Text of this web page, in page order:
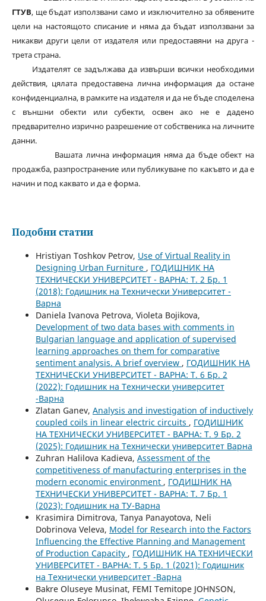
ГТУВ, ще бъдат използвани само и изключително за обявените
цели на настоящото списание и няма да бъдат използвани за
никакви други цели от издателя или предоставяни на друга -
трета страна.
Издателят се задължава да извърши всички необходими
действия, цялата предоставена лична информация да остане
конфиденциална, в рамките на издателя и да не бъде споделена
с външни обекти или субекти, освен ако не е дадено
предварително изрично разрешение от собственика на личните
данни.
Вашата лична информация няма да бъде обект на
продажба, разпространение или публикуване по какъвто и да е
начин и под каквато и да е форма.
Подобни статии
Hristiyan Toshkov Petrov, Use of Virtual Reality in
Designing Urban Furniture , ГОДИШНИК НА
ТЕХНИЧЕСКИ УНИВЕРСИТЕТ - ВАРНА: Т. 2 Бр. 1
(2018): Годишник на Технически Университет -
Варна
Daniela Ivanova Petrova, Violeta Bojikova,
Development of two data bases with comments in
Bulgarian language and application of supervised
learning approaches on them for comparative
sentiment analysis. А brief overview , ГОДИШНИК НА
ТЕХНИЧЕСКИ УНИВЕРСИТЕТ - ВАРНА: Т. 6 Бр. 2
(2022): Годишник на Технически университет
-Варна
Zlatan Ganev, Analysis and investigation of inductively
coupled coils in linear electric circuits , ГОДИШНИК
НА ТЕХНИЧЕСКИ УНИВЕРСИТЕТ - ВАРНА: Т. 9 Бр. 2
(2025): Годишник на Технически университет Варна
Zuhran Halilova Kadieva, Assessment of the
competitiveness of manufacturing enterprises in the
modern economic environment , ГОДИШНИК НА
ТЕХНИЧЕСКИ УНИВЕРСИТЕТ - ВАРНА: Т. 7 Бр. 1
(2023): Годишник на ТУ-Варна
Krasimira Dimitrova, Tanya Panayotova, Neli
Dobrinova Veleva, Model for Research into the Factors
Influencing the Effective Planning and Management
of Production Capacity , ГОДИШНИК НА ТЕХНИЧЕСКИ
УНИВЕРСИТЕТ - ВАРНА: Т. 5 Бр. 1 (2021): Годишник
на Технически университет -Варна
Bakre Oluseye Musinat, FEMI Temitope JOHNSON,